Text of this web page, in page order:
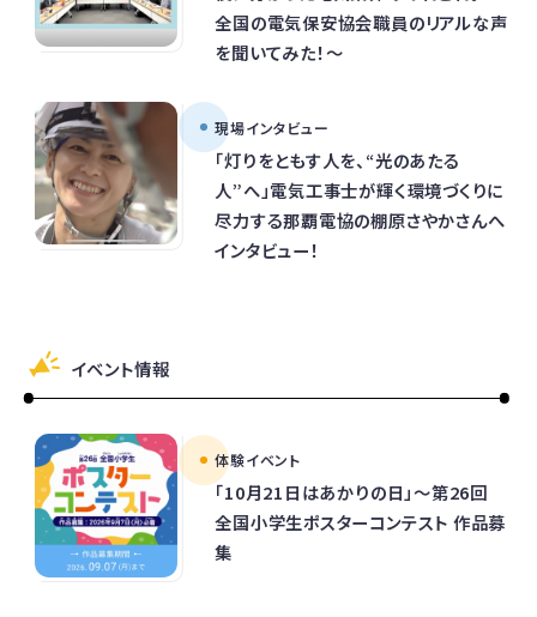
全国の電気保安協会職員のリアルな声
を聞いてみた！～
現場インタビュー
「灯りをともす人を、“光のあたる
人”へ」電気工事士が輝く環境づくりに
尽力する那覇電協の棚原さやかさんへ
インタビュー！
イベント情報
体験イベント
「10月21日はあかりの日」～第26回
全国小学生ポスターコンテスト 作品募
集